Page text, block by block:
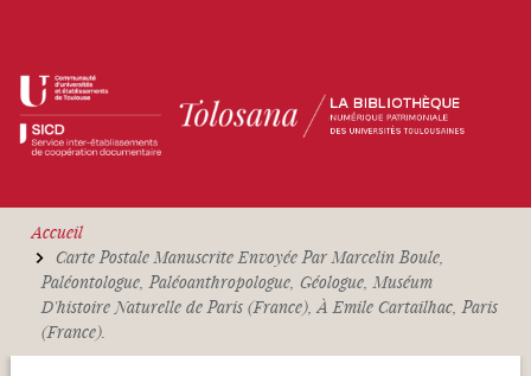
Accueil
Carte Postale Manuscrite Envoyée Par Marcelin Boule,
Paléontologue, Paléoanthropologue, Géologue, Muséum
D'histoire Naturelle de Paris (France), À Emile Cartailhac, Paris
(France).